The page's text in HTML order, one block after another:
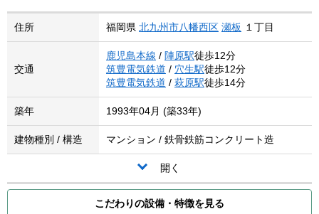
住所 福岡県 北九州市八幡西区 瀬板 １丁目
交通
鹿児島本線 / 陣原駅徒歩12分
筑豊電気鉄道 / 穴生駅徒歩12分
筑豊電気鉄道 / 萩原駅徒歩14分
築年 1993年04月 (築33年)
建物種別 / 構造 マンション / 鉄骨鉄筋コンクリート造
開く
こだわりの設備・特徴を見る